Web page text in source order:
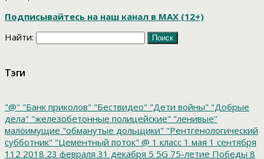
Подписывайтесь на наш канал в МАХ (12+)
Найти:
Тэги
"@" "Банк приколов" "Бествидео" "Дети войны" "Добрые
дела" "железобетонные полицейские" "ленивые"
малоимущие "обманутые дольщики" "Рентгенологический
субботник" "Цементный поток" @ 1 класс 1 мая 1 сентября
112 2018 23 февраля 31 декабря 5 5G 75-летие Победы 8